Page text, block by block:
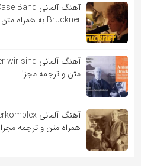
Bruckner به همراه متن و ترجمه مجزا
متن و ترجمه مجزا
همراه متن و ترجمه مجزا